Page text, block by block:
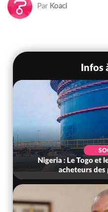
Par Koaci
Infos
Nigeria : Le Togo et
acheteurs des